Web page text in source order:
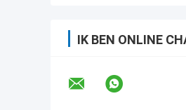
IK BEN ONLINE